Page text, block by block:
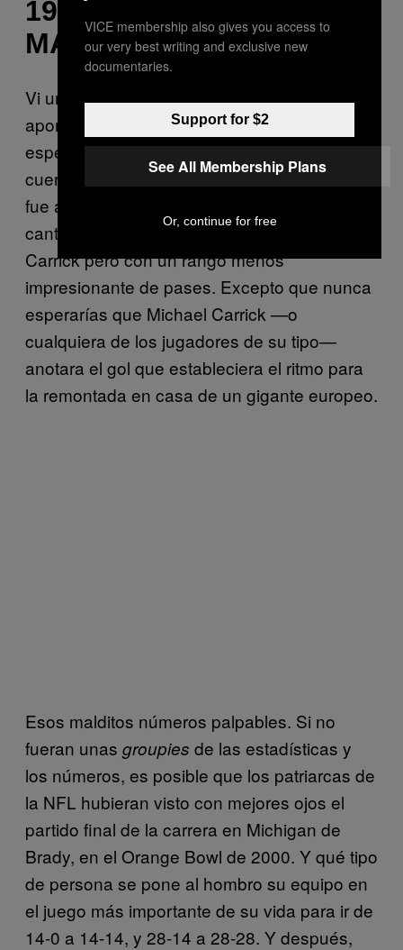
1999/VS. ALABAMA, LA
MAREA CARMESÍ, 2000
Vi un vídeo de siete minutos de las
aportaciones de Keane aquella noche con la
esperanza de recordar cómo movía las
cuerdas en el medio campo. Ciertamente no
fue así. Obtiene el balón y lo pasa con la
cantidad mínima de gracia. Como Michael
Carrick pero con un rango menos
impresionante de pases. Excepto que nunca
esperarías que Michael Carrick —o
cualquiera de los jugadores de su tipo—
anotara el gol que estableciera el ritmo para
la remontada en casa de un gigante europeo.
Esos malditos números palpables. Si no
fueran unas groupies de las estadísticas y
los números, es posible que los patriarcas de
la NFL hubieran visto con mejores ojos el
partido final de la carrera en Michigan de
Brady, en el Orange Bowl de 2000. Y qué tipo
de persona se pone al hombro su equipo en
el juego más importante de su vida para ir de
14-0 a 14-14, y 28-14 a 28-28. Y después,
VICE membership also gives you access to
our very best writing and exclusive new
documentaries.
Support for $2
See All Membership Plans
Or, continue for free